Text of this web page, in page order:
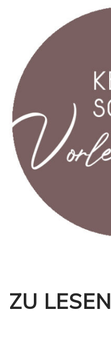
ZU LESEN